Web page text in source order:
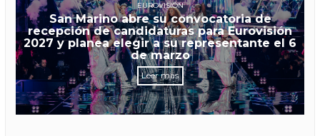
EUROVISIÓN
San Marino abre su convocatoria de
recepción de candidaturas para Eurovisión
2027 y planea elegir a su representante el 6
de marzo
Leer más